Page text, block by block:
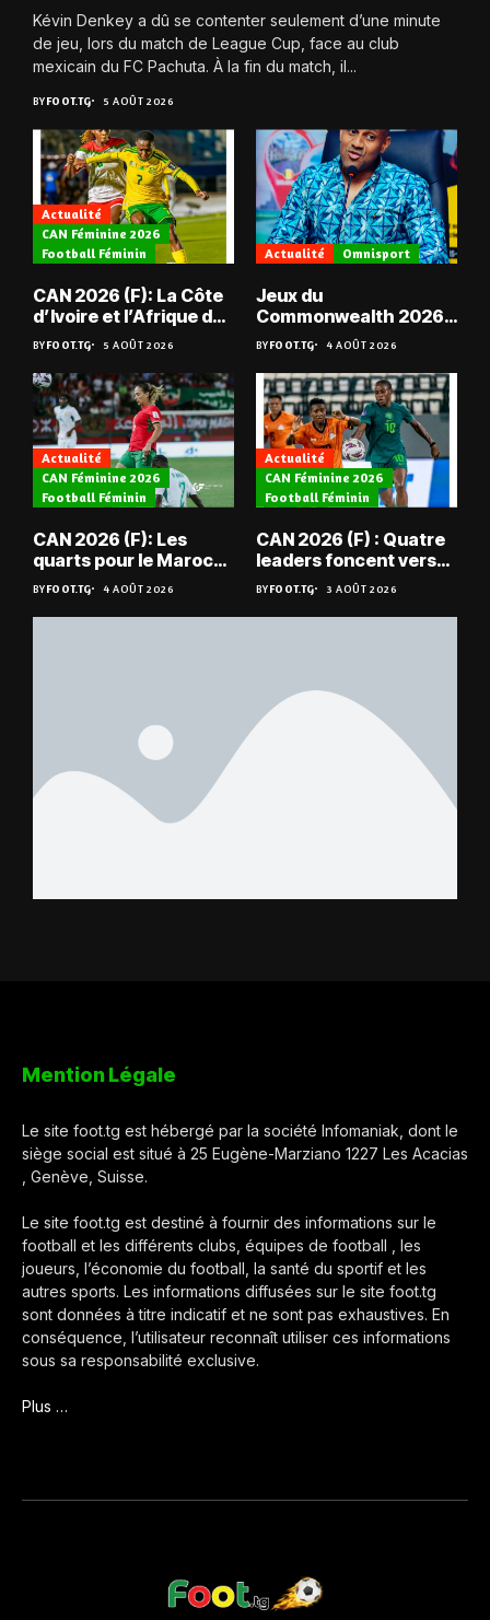
Kévin Denkey a dû se contenter seulement d’une minute
de jeu, lors du match de League Cup, face au club
mexicain du FC Pachuta. À la fin du match, il...
BYFOOT.TG 5 AOÛT 2026
Actualité
CAN Féminine 2026
Football Féminin
CAN 2026 (F): La Côte
d’Ivoire et l’Afrique du
Sud en quarts
BYFOOT.TG 5 AOÛT 2026
Actualité Omnisport
Jeux du
Commonwealth 2026 :
« Les médailles ne
tombent pas du ciel »,
Benjamin Boukpeti
BYFOOT.TG 4 AOÛT 2026
Actualité
CAN Féminine 2026
Football Féminin
CAN 2026 (F): Les
quarts pour le Maroc
et l’Algérie
BYFOOT.TG 4 AOÛT 2026
Actualité
CAN Féminine 2026
Football Féminin
CAN 2026 (F) : Quatre
leaders foncent vers
les quarts
BYFOOT.TG 3 AOÛT 2026
Mention Légale
Le site foot.tg est hébergé par la société Infomaniak, dont le
siège social est situé à 25 Eugène-Marziano 1227 Les Acacias
, Genève, Suisse.
Le site foot.tg est destiné à fournir des informations sur le
football et les différents clubs, équipes de football , les
joueurs, l’économie du football, la santé du sportif et les
autres sports. Les informations diffusées sur le site foot.tg
sont données à titre indicatif et ne sont pas exhaustives. En
conséquence, l’utilisateur reconnaît utiliser ces informations
sous sa responsabilité exclusive.
Plus …